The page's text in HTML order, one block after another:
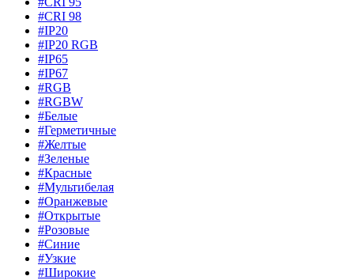
#CRI 98
#IP20
#IP20 RGB
#IP65
#IP67
#RGB
#RGBW
#Белые
#Герметичные
#Желтые
#Зеленые
#Красные
#Мультибелая
#Оранжевые
#Открытые
#Розовые
#Синие
#Узкие
#Широкие